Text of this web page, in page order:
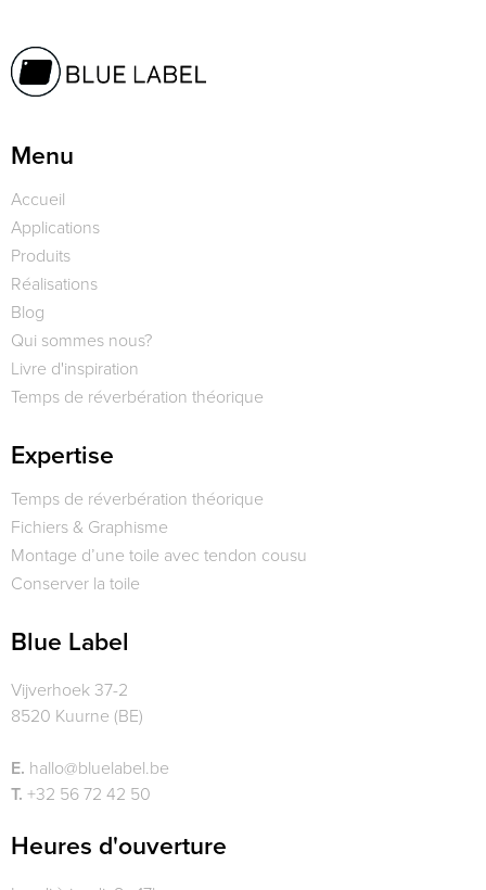
Menu
Accueil
Applications
Produits
Réalisations
Blog
Qui sommes nous?
Livre d'inspiration
Temps de réverbération théorique
Expertise
Temps de réverbération théorique
Fichiers & Graphisme
Montage d’une toile avec tendon cousu
Conserver la toile
Blue Label
Vijverhoek 37-2
8520 Kuurne (BE)
E. hallo@bluelabel.be
T. +32 56 72 42 50
Heures d'ouverture